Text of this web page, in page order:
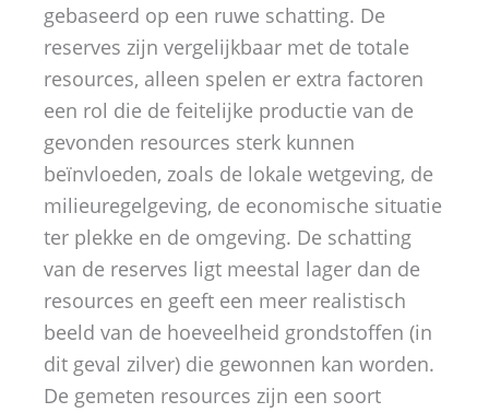
gebaseerd op een ruwe schatting. De
reserves zijn vergelijkbaar met de totale
resources, alleen spelen er extra factoren
een rol die de feitelijke productie van de
gevonden resources sterk kunnen
beïnvloeden, zoals de lokale wetgeving, de
milieuregelgeving, de economische situatie
ter plekke en de omgeving. De schatting
van de reserves ligt meestal lager dan de
resources en geeft een meer realistisch
beeld van de hoeveelheid grondstoffen (in
dit geval zilver) die gewonnen kan worden.
De gemeten resources zijn een soort